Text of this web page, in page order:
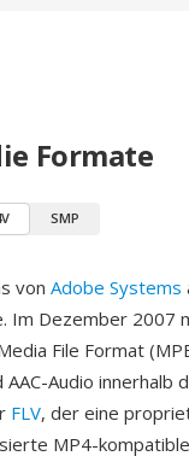
Formate
SMP
von Adobe Systems
Dezember 2007
File Format
Audio innerhalb
FLV, der eine
MP4-